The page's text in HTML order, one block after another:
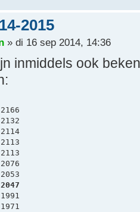
2015
» di 16 sep 2014, 14:36
inmiddels ook